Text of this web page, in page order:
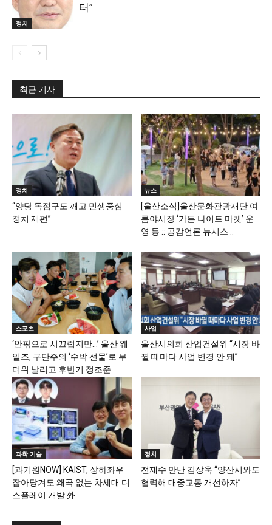
정치
터”
최근 기사
정치
“양당 독점구도 깨고 민생중심
정치 재편”
뉴스
[울산소식]울산문화관광재단 여
름야시장 ‘가든 나이트 마켓’ 운
영 등 :: 공감언론 뉴시스 ::
스포츠
‘안팎으로 시끄럽지만…’ 울산 웨
일즈, 구단주의 ‘수박 선물’로 무
더위 날리고 후반기 정조준
사업
울산시의회 산업건설위 “시장 바
뀔 때마다 사업 변경 안 돼”
과학 기술
[과기원NOW] KAIST, 상하좌우
잡아당겨도 왜곡 없는 차세대 디
스플레이 개발 外
정치
전재수 만난 김상욱 “양산시와도
협력해 대중교통 개선하자”